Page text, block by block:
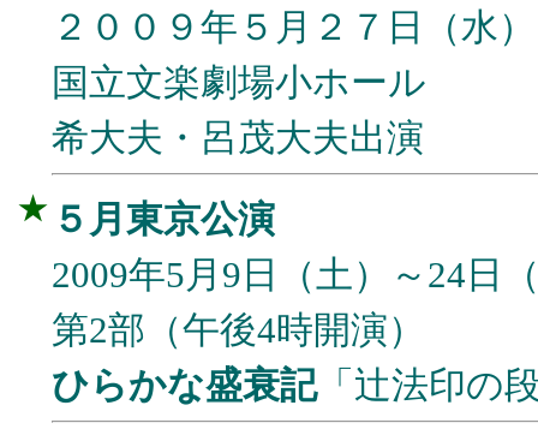
２００９年５月２７日（水
国立文楽劇場小ホール
希大夫・呂茂大夫出演
★ ５月東京公演
2009年5月9日（土）～24日
第2部（午後4時開演）
ひらかな盛衰記「辻法印の